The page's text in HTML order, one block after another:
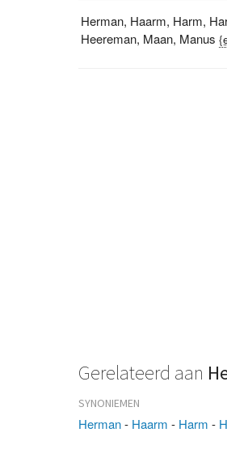
Herman, Haarm, Harm,
Heereman, Maan, Manus
Gerelateerd aan
SYNONIEMEN
Herman- Haarm - Harm -